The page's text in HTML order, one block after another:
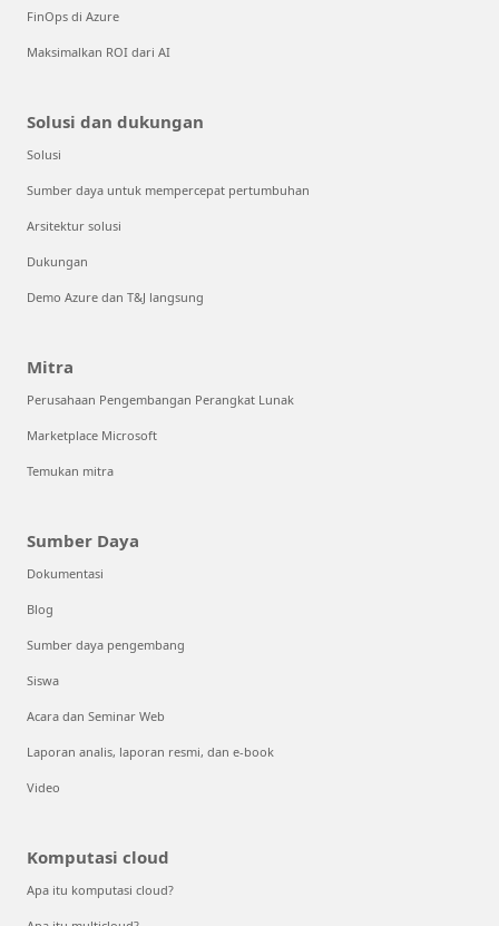
FinOps di Azure
Maksimalkan ROI dari AI
Solusi dan dukungan
Solusi
Sumber daya untuk mempercepat pertumbuhan
Arsitektur solusi
Dukungan
Demo Azure dan T&J langsung
Mitra
Perusahaan Pengembangan Perangkat Lunak
Marketplace Microsoft
Temukan mitra
Sumber Daya
Dokumentasi
Blog
Sumber daya pengembang
Siswa
Acara dan Seminar Web
Laporan analis, laporan resmi, dan e-book
Video
Komputasi cloud
Apa itu komputasi cloud?